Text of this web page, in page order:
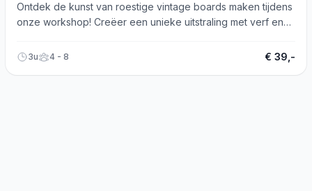
Ontdek de kunst van roestige vintage boards maken tijdens
onze workshop! Creëer een unieke uitstraling met verf en
3u 4 - 8 € 39,-